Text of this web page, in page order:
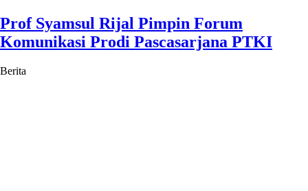
Prof Syamsul Rijal Pimpin Forum
Komunikasi Prodi Pascasarjana PTKI
Berita